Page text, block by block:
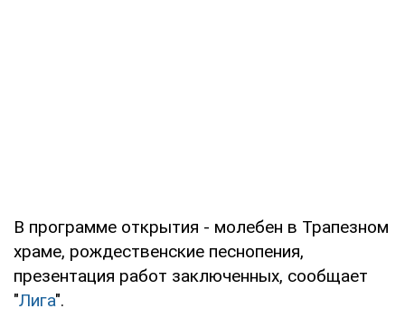
В программе открытия - молебен в Трапезном
храме, рождественские песнопения,
презентация работ заключенных, сообщает
"Лига".